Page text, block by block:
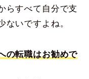
らすべて自分で支
ないですよね。
の転職はお勧めで